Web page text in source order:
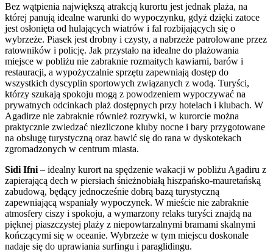
Bez wątpienia największą atrakcją kurortu jest jednak plaża, na
której panują idealne warunki do wypoczynku, gdyż dzięki zatoce
jest osłonięta od hulających wiatrów i fal rozbijających się o
wybrzeże. Piasek jest drobny i czysty, a nabrzeże patrolowane przez
ratowników i policję. Jak przystało na idealne do plażowania
miejsce w pobliżu nie zabraknie rozmaitych kawiarni, barów i
restauracji, a wypożyczalnie sprzętu zapewniają dostęp do
wszystkich dyscyplin sportowych związanych z wodą. Turyści,
którzy szukają spokoju mogą z powodzeniem wypoczywać na
prywatnych odcinkach plaż dostępnych przy hotelach i klubach. W
Agadirze nie zabraknie również rozrywki, w kurorcie można
praktycznie zwiedzać niezliczone kluby nocne i bary przygotowane
na obsługę turystyczną oraz bawić się do rana w dyskotekach
zgromadzonych w centrum miasta.
Sidi Ifni – idealny kurort na spędzenie wakacji w pobliżu Agadiru z
zapierającą dech w piersiach śnieżnobiałą hiszpańsko-mauretańską
zabudową, będący jednocześnie dobrą bazą turystyczną
zapewniającą wspaniały wypoczynek. W mieście nie zabraknie
atmosfery ciszy i spokoju, a wymarzony relaks turyści znajdą na
pięknej piaszczystej plaży z niepowtarzalnymi bramami skalnymi
kończącymi się w oceanie. Wybrzeże w tym miejscu doskonale
nadaje się do uprawiania surfingu i paraglidingu.